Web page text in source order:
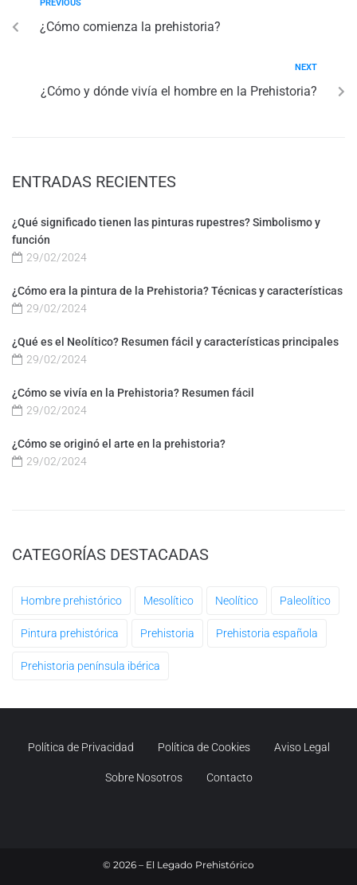
PREVIOUS
¿Cómo comienza la prehistoria?
NEXT
¿Cómo y dónde vivía el hombre en la Prehistoria?
ENTRADAS RECIENTES
¿Qué significado tienen las pinturas rupestres? Simbolismo y
función
29/02/2024
¿Cómo era la pintura de la Prehistoria? Técnicas y características
29/02/2024
¿Qué es el Neolítico? Resumen fácil y características principales
29/02/2024
¿Cómo se vivía en la Prehistoria? Resumen fácil
29/02/2024
¿Cómo se originó el arte en la prehistoria?
29/02/2024
CATEGORÍAS DESTACADAS
Hombre prehistórico Mesolítico Neolítico Paleolítico
Pintura prehistórica Prehistoria Prehistoria española
Prehistoria península ibérica
Política de Privacidad Política de Cookies Aviso Legal
Sobre Nosotros Contacto
© 2026 – El Legado Prehistórico